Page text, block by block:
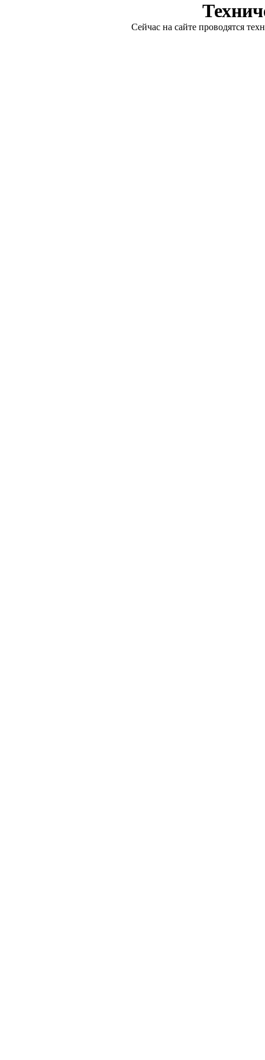
Сейчас на сайте проводятся